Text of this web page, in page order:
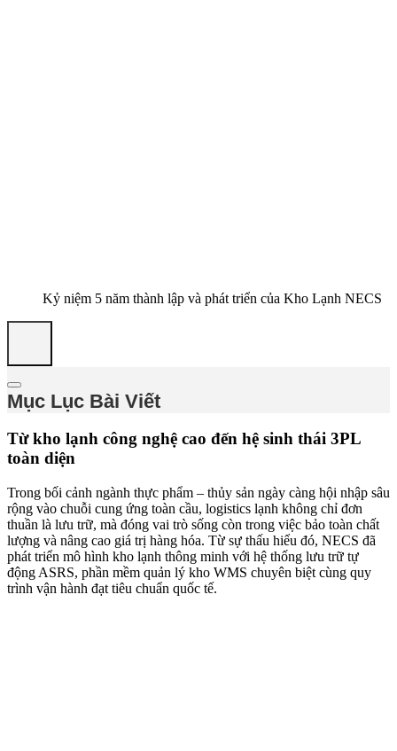
Kỷ niệm 5 năm thành lập và phát triển của Kho Lạnh NECS
Mục Lục Bài Viết
Từ kho lạnh công nghệ cao đến hệ sinh thái 3PL
toàn diện
Trong bối cảnh ngành thực phẩm – thủy sản ngày càng hội nhập sâu
rộng vào chuỗi cung ứng toàn cầu, logistics lạnh không chỉ đơn
thuần là lưu trữ, mà đóng vai trò sống còn trong việc bảo toàn chất
lượng và nâng cao giá trị hàng hóa. Từ sự thấu hiểu đó, NECS đã
phát triển mô hình kho lạnh thông minh với hệ thống lưu trữ tự
động ASRS, phần mềm quản lý kho WMS chuyên biệt cùng quy
trình vận hành đạt tiêu chuẩn quốc tế.